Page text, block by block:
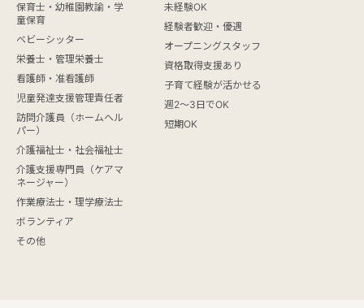
保育士・幼稚園教諭・学
童保育
ベビーシッター
栄養士・管理栄養士
看護師・准看護師
児童発達支援管理責任者
訪問介護員（ホームヘル
パー）
介護福祉士・社会福祉士
介護支援専門員（ケアマ
ネージャー）
作業療法士・理学療法士
ボランティア
その他
未経験OK
経験者歓迎・優遇
オープニングスタッフ
資格取得支援あり
子育て経験が活かせる
週2～3日でOK
短期OK